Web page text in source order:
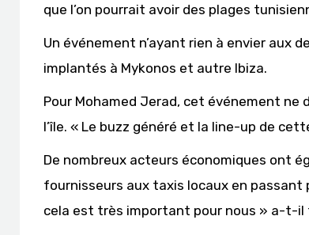
que l’on pourrait avoir des plages
Un événement n’ayant rien à envier aux
implantés à Mykonos et autre Ibiza.
Pour Mohamed Jerad, cet événement ne
l’île. « Le buzz généré et la line-up de
De nombreux acteurs économiques ont
fournisseurs aux taxis locaux en
cela est très important pour nous » a-t-il